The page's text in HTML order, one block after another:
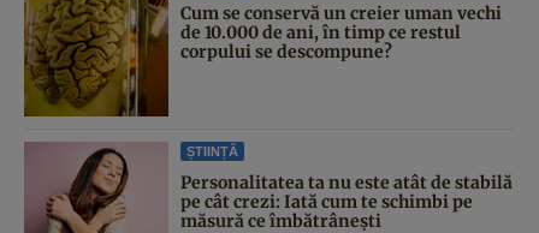
Cum se conservă un creier uman vechi
de 10.000 de ani, în timp ce restul
corpului se descompune?
ȘTIINȚĂ
Personalitatea ta nu este atât de stabilă
pe cât crezi: Iată cum te schimbi pe
măsură ce îmbătrânești